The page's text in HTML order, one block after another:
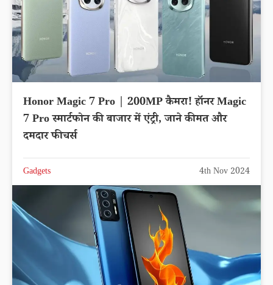
Honor Magic 7 Pro | 200MP कैमरा! हॉनर Magic
7 Pro स्मार्टफोन की बाजार में एंट्री, जाने कीमत और
दमदार फीचर्स
Gadgets 4th Nov 2024